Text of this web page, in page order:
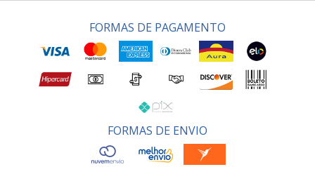
FORMAS DE PAGAMENTO
FORMAS DE ENVIO